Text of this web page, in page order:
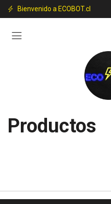
Bienvenido a ECOBOT.cl
Productos